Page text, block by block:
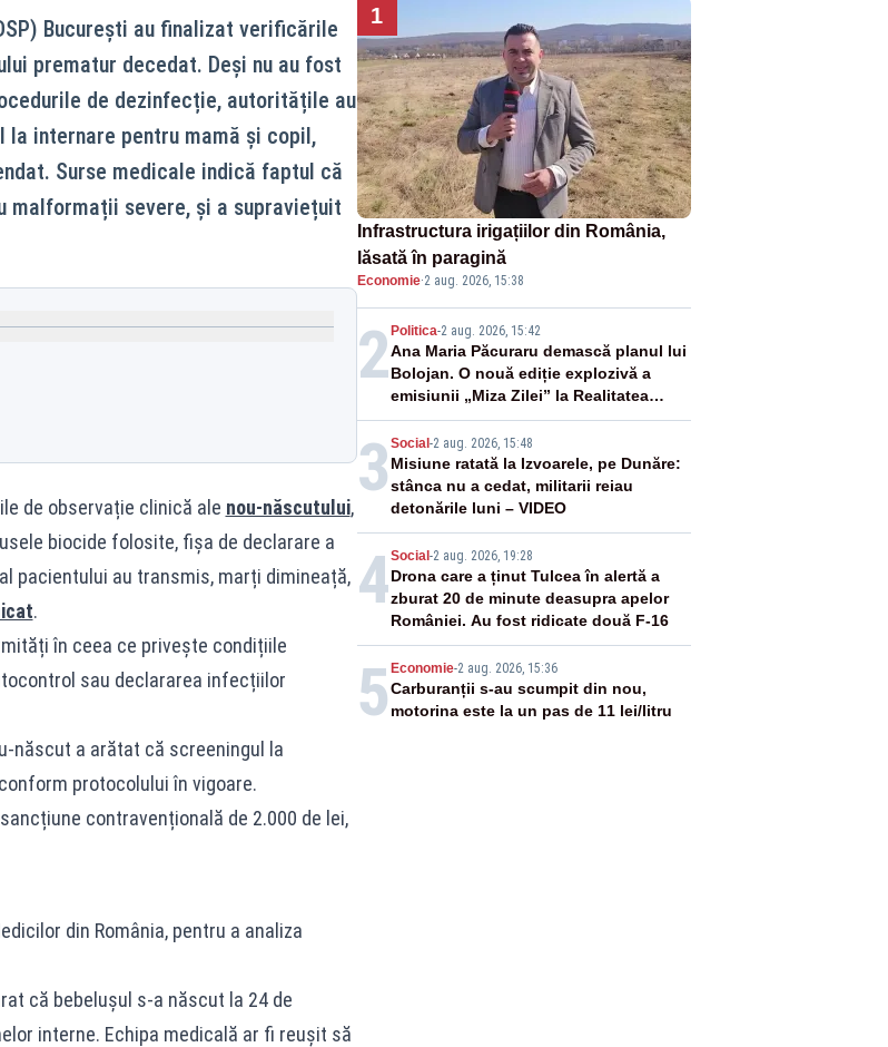
București au finalizat verificările
prematur decedat. Deși nu au fost
de dezinfecție, autoritățile au
internare pentru mamă și copil,
Surse medicale indică faptul că
malformații severe, și a supraviețuit
de observație clinică ale nou‑născutului,
biocide folosite, fișa de declarare a
pacientului au transmis, marți dimineață,
.
în ceea ce privește condițiile
sau declararea infecțiilor
a arătat că screeningul la
protocolului în vigoare.
contravențională de 2.000 de lei,
din România, pentru a analiza
că bebelușul s‑a născut la 24 de
interne. Echipa medicală ar fi reușit să
1
Infrastructura irigațiilor din România,
lăsată în paragină
Economie·2 aug. 2026, 15:38
2 Politica-2 aug. 2026, 15:42
Ana Maria Păcuraru demască planul lui
Bolojan. O nouă ediție explozivă a
emisiunii „Miza Zilei” la Realitatea
PLUS
3 Social -2 aug. 2026, 15:48
Misiune ratată la Izvoarele, pe Dunăre:
stânca nu a cedat, militarii reiau
detonările luni – VIDEO
4Social -2 aug. 2026, 19:28
Drona care a ținut Tulcea în alertă a
zburat 20 de minute deasupra apelor
României. Au fost ridicate două F-16
5 Economie-2 aug. 2026, 15:36
Carburanții s-au scumpit din nou,
motorina este la un pas de 11 lei/litru